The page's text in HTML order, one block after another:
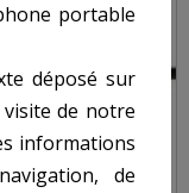
portable
déposé sur
visite de notre
informations
de